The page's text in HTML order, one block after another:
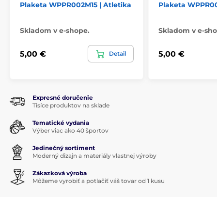
Plaketa WPPR002M15 | Atletika
Skladom v e-shope.
5,00 € Detail
Plaketa
Skladom v e-
5,00 €
Expresné doručenie
Tisíce produktov na sklade
Tematické vydania
Výber viac ako 40 športov
Jedinečný sortiment
Moderný dizajn a materiály vlastnej výroby
Zákazková výroba
Môžeme vyrobiť a potlačiť váš tovar od 1 kusu